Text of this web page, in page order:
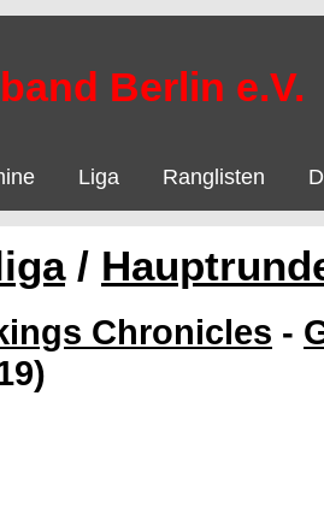
Berlin e.V.
Liga Ranglisten
/
Chronicles -